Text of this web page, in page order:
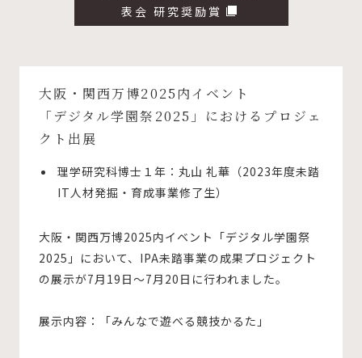
表会 研究奨励賞
大阪・関西万博2025内イベント
「デジタル学園祭2025」におけるプロジェ
クト出展
理学研究科博士１年：丸山 礼華（2023年度未踏
IT人材発掘・育成事業修了生）
大阪・関西万博2025内イベント「デジタル学園祭
2025」において、IPA未踏事業の成果プロジェクト
の展示が7月19日～7月20日に行われました。
展示内容：「みんなで遊べる競技かるた」